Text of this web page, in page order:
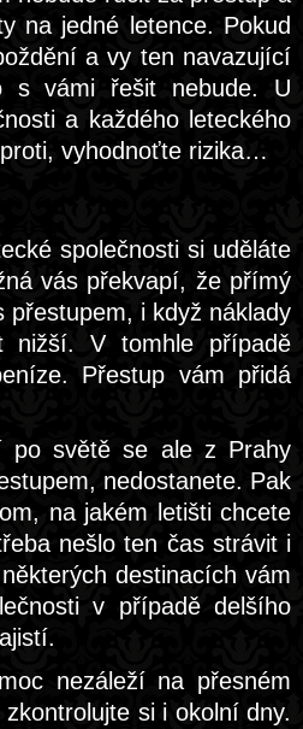
na jedné letence. Pokud
a vy ten navazující
s vámi řešit nebude. U
a každého leteckého
vyhodnoťte rizika…
společnosti si uděláte
vás překvapí, že přímý
přestupem, i když náklady
nižší. V tomhle případě
Přestup vám přidá
po světě se ale z Prahy
nedostanete. Pak
na jakém letišti chcete
nešlo ten čas strávit i
destinacích vám
v případě delšího
nezáleží na přesném
si i okolní dny.